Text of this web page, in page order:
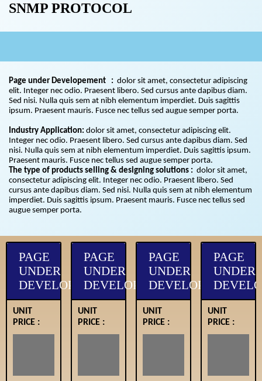
SNMP PROTOCOL
Page under Developement : dolor sit amet, consectetur adipiscing
elit. Integer nec odio. Praesent libero. Sed cursus ante dapibus diam.
Sed nisi. Nulla quis sem at nibh elementum imperdiet. Duis sagittis
ipsum. Praesent mauris. Fusce nec tellus sed augue semper porta.
Industry Application: dolor sit amet, consectetur adipiscing elit.
Integer nec odio. Praesent libero. Sed cursus ante dapibus diam. Sed
nisi. Nulla quis sem at nibh elementum imperdiet. Duis sagittis ipsum.
Praesent mauris. Fusce nec tellus sed augue semper porta.
The type of products selling & designing solutions : dolor sit amet,
consectetur adipiscing elit. Integer nec odio. Praesent libero. Sed
cursus ante dapibus diam. Sed nisi. Nulla quis sem at nibh elementum
imperdiet. Duis sagittis ipsum. Praesent mauris. Fusce nec tellus sed
augue semper porta.
PAGE
UNDER
DEVELOPMENT
UNIT
PRICE :
PAGE
UNDER
DEVELOPMENT
UNIT
PRICE :
PAGE
UNDER
DEVELOPMENT
UNIT
PRICE :
PAGE
UNDER
UNIT
PRICE :